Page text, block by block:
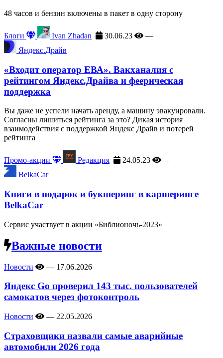
48 часов и бензин включены в пакет в одну сторону
Блоги Ivan Zhadan 30.06.23
—
Яндекс.Драйв
«Входит оператор ЕВА». Вакханалия с
рейтингом Яндекс.Драйва и феерическая
поддержка
Вы даже не успели начать аренду, а машину эвакуировали.
Согласны лишиться рейтинга за это? Дикая история
взаимодействия с поддержкой Яндекс Драйв и потерей
рейтинга
Промо-акции Редакция 24.05.23
—
BelkaCar
Книги в подарок и букшеринг в каршеринге
BelkaCar
Сервис участвует в акции «Библионочь-2023»
Важные новости
Новости — 17.06.2026
Яндекс Go проверил 143 тыс. пользователей
самокатов через фотоконтроль
Новости — 22.05.2026
Страховщики назвали самые аварийные
автомобили 2026 года